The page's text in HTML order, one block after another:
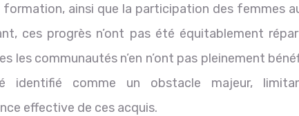
formation, ainsi que la participation des femmes
ces progrès n’ont pas été équitablement
les communautés n’en n’ont pas pleinement
identifié comme un obstacle majeur,
effective de ces acquis.